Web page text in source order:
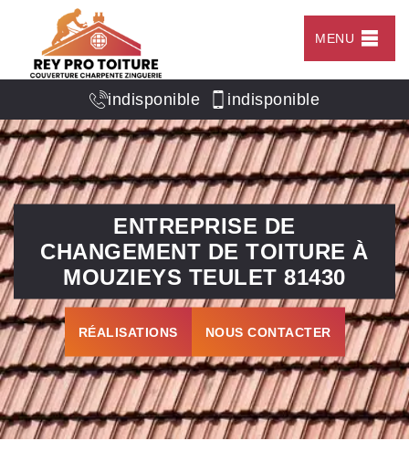
MENU
indisponible indisponible
ENTREPRISE DE
CHANGEMENT DE TOITURE À
MOUZIEYS TEULET 81430
RÉALISATIONS NOUS CONTACTER